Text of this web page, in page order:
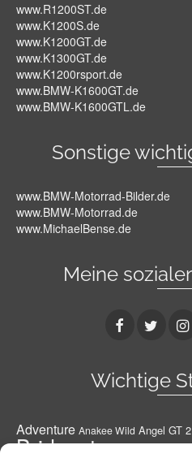
www.R1200ST.de
www.K1200S.de
www.K1200GT.de
www.K1300GT.de
www.K1200rsport.de
www.BMW-K1600GT.de
www.BMW-K1600GTL.de
Sonstige
www.BMW-Motorrad-Bilder.de
www.BMW-Motorrad.de
www.MichaelBense.de
Meine
Wichtige
Adventure Anakee Wild Angel GT 2
Bridgestone